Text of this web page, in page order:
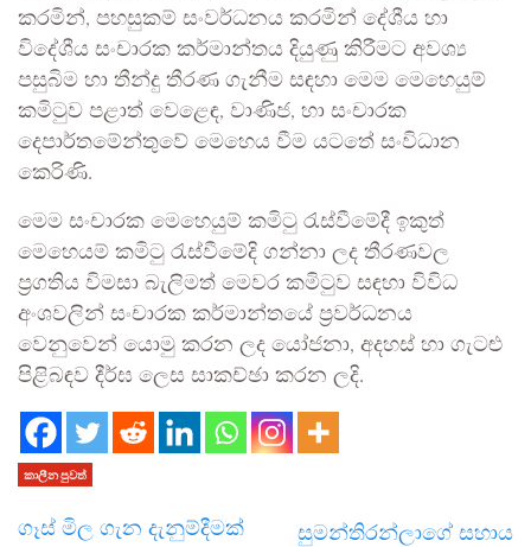
කරමින්, පහසුකම් සංවර්ධනය කරමින් දේශීය හා
විදේශීය සංචාරක කර්මාන්තය දියුණු කිරීමට අවශ්‍ය
පසුබිම හා තීන්දු තීරණ ගැනීම සඳහා මෙම මෙහෙයුම්
කමිටුව පළාත් වෙළෙඳ, වාණිජ, හා සංචාරක
දෙපාර්තමේන්තුවේ මෙහෙය වීම යටතේ සංවිධාන
කෙරිණි.
මෙම සංචාරක මෙහෙයුම් කමිටු රැස්වීමේදී ඉකුත්
මෙහෙයම් කමිටු රැස්වීමේදි ගන්නා ලද තීරණවල
ප්‍රගතිය විමසා බැලිමත් මෙවර කමිටුව සඳහා විවිධ
අංශවලින් සංචාරක කර්මාන්තයේ ප්‍රවර්ධනය
වෙනුවෙන් යොමු කරන ලද යෝජනා, අදහස් හා ගැටළු
පිළිබඳව දීර්ඝ ලෙස සාකච්ඡා කරන ලදි.
කාලීන පුවත්
ගෑස් මිල ගැන දැනුම්දීමක්
සුමන්තිරන්ලාගේ සහාය